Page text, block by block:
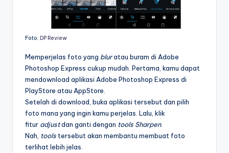
Foto: DP Review
Memperjelas foto yang bluratau buram di Adobe
Photoshop Express cukup mudah. Pertama, kamu dapat
mendownload aplikasi Adobe Photoshop Express di
PlayStore atau AppStore.
Setelah di download, buka aplikasi tersebut dan pilih
foto mana yang ingin kamu perjelas. Lalu, klik
fitur adjustdan ganti dengan tools Sharpen.
Nah, tools tersebut akan membantu membuat foto
terlihat lebih jelas.